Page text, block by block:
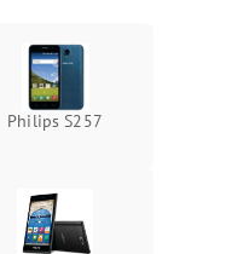
Philips S257